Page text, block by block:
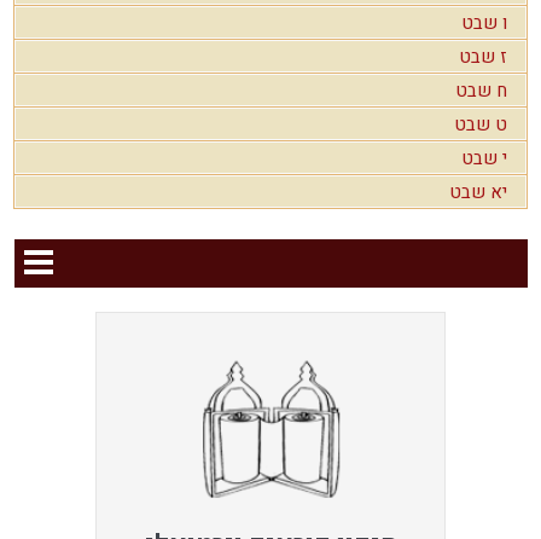
ו שבט
ז שבט
ח שבט
ט שבט
י שבט
יא שבט